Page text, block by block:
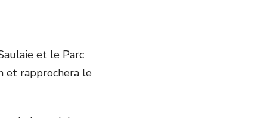
et le Parc
et rapprochera le